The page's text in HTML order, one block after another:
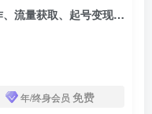
小红书运营实操课：选品、笔记创作、流量获取、起号变现等，让你在小红书轻松获收益
年/终身会员 免费